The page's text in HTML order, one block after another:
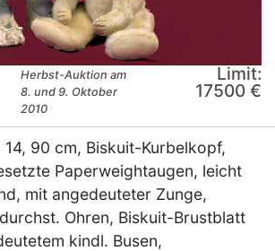
Herbst-Auktion am
8. und 9. Oktober
2010
Limit:
17500 €
14, 90 cm, Biskuit-Kurbelkopf,
Paperweightaugen, leicht
mit angedeuteter Zunge,
Ohren, Biskuit-Brustblatt
kindl. Busen,